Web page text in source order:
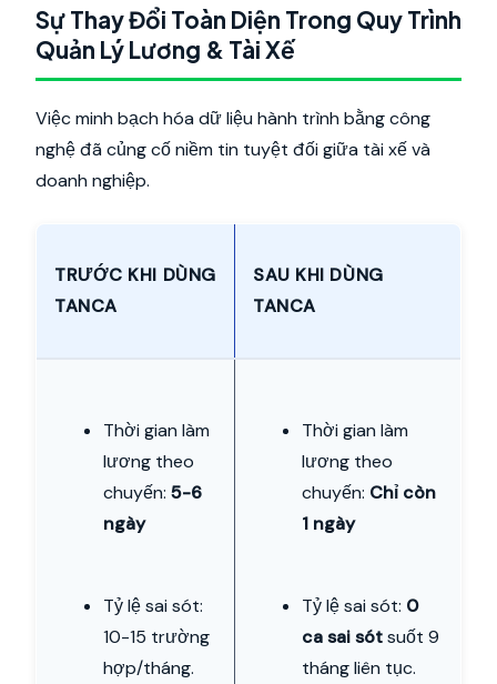
Sự Thay Đổi Toàn Diện Trong Quy Trình
Quản Lý Lương & Tài Xế
Việc minh bạch hóa dữ liệu hành trình bằng công
nghệ đã củng cố niềm tin tuyệt đối giữa tài xế và
doanh nghiệp.
TRƯỚC KHI DÙNG
TANCA
SAU KHI DÙNG
TANCA
Thời gian làm
lương theo
chuyến: 5-6
ngày
Tỷ lệ sai sót:
10-15 trường
hợp/tháng.
Thời gian làm
lương theo
chuyến: Chỉ còn
1 ngày
Tỷ lệ sai sót: 0
ca sai sótsuốt 9
tháng liên tục.